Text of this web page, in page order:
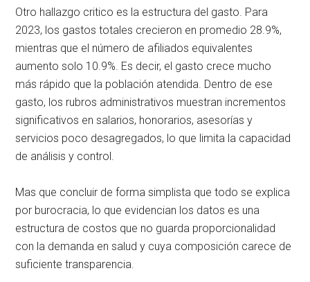
Otro hallazgo critico es la estructura del gasto. Para
2023, los gastos totales crecieron en promedio 28.9%,
mientras que el número de afiliados equivalentes
aumento solo 10.9%. Es decir, el gasto crece mucho
más rápido que la población atendida. Dentro de ese
gasto, los rubros administrativos muestran incrementos
significativos en salarios, honorarios, asesorías y
servicios poco desagregados, lo que limita la capacidad
de análisis y control.
Mas que concluir de forma simplista que todo se explica
por burocracia, lo que evidencian los datos es una
estructura de costos que no guarda proporcionalidad
con la demanda en salud y cuya composición carece de
suficiente transparencia.